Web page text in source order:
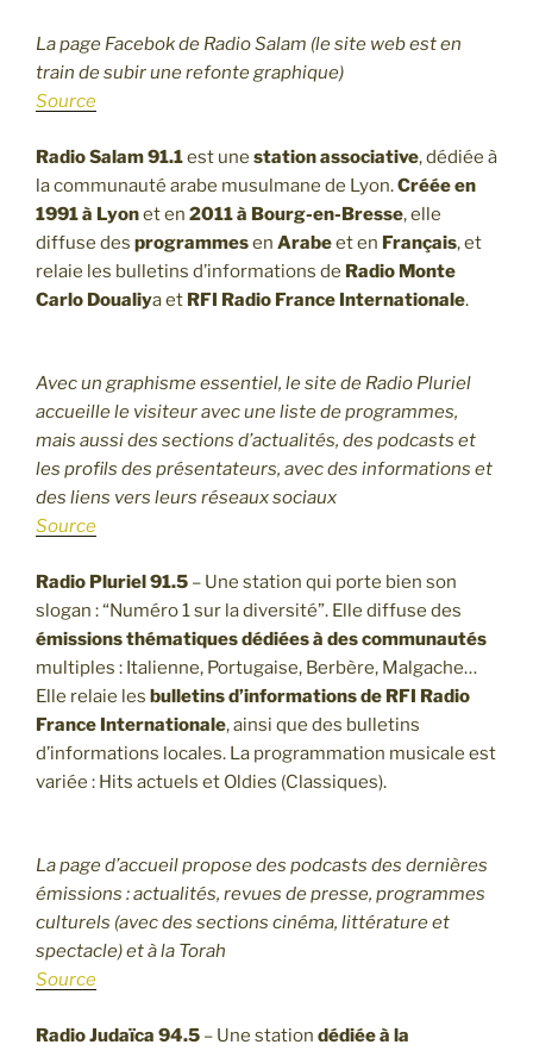
La page Facebok de Radio Salam (le site web est en
train de subir une refonte graphique)
Source
Radio Salam 91.1est une station associative, dédiée à
la communauté arabe musulmane de Lyon.Créée en
1991 à Lyonet en 2011 à Bourg-en-Bresse, elle
diffuse des programmesen Arabeet en Français, et
relaie les bulletins d’informations de Radio Monte
Carlo Doualiya et RFI Radio France Internationale.
Avec un graphisme essentiel, le site de Radio Pluriel
accueille le visiteur avec une liste de programmes,
mais aussi des sections d’actualités, des podcasts et
les profils des présentateurs, avec des informations et
des liens vers leurs réseaux sociaux
Source
Radio Pluriel 91.5 – Une station qui porte bien son
slogan : “Numéro 1 sur la diversité”. Elle diffuse des
émissions thématiquesdédiées à des communautés
multiples : Italienne, Portugaise, Berbère, Malgache…
Elle relaie les bulletins d’informations de RFI Radio
France Internationale, ainsi que des bulletins
d’informations locales. La programmation musicale est
variée : Hits actuels et Oldies (Classiques).
La page d’accueil propose des podcasts des dernières
émissions : actualités, revues de presse, programmes
culturels (avec des sections cinéma, littérature et
spectacle) et à la Torah
Source
Radio Judaïca 94.5 – Une station dédiée à la